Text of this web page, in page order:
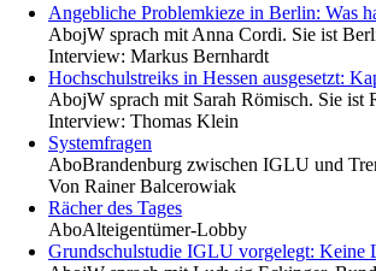
Angebliche Problemkieze in Berlin: Was
AbojW sprach mit Anna Cordi. Sie ist
Interview: Markus Bernhardt
Hochschulstreiks in Hessen ausgesetzt:
AbojW sprach mit Sarah Römisch. Sie
Interview: Thomas Klein
Systemfragen
AboBrandenburg zwischen IGLU und
Von Rainer Balcerowiak
Rächer des Tages
AboAlteigentümer-Lobby
Grundschulstudie IGLU vorgelegt: Keine